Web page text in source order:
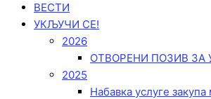
ВЕСТИ
УКЉУЧИ СЕ!
2026
ОТВОРЕНИ ПОЗИВ ЗА
2025
Набавка услуге